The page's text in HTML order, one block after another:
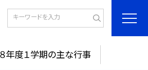
年度１学期の主な行事